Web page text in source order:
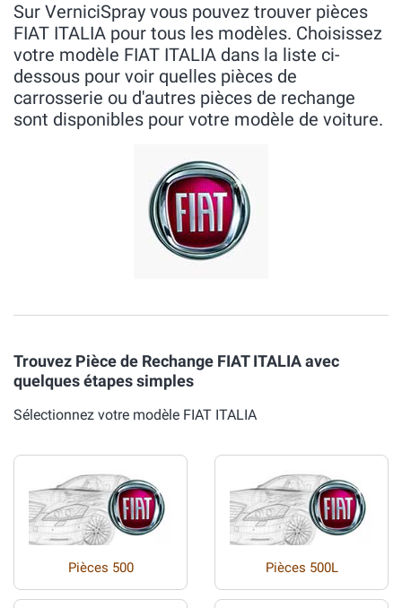
Sur VerniciSpray vous pouvez trouver pièces
FIAT ITALIA pour tous les modèles. Choisissez
votre modèle FIAT ITALIA dans la liste ci-
dessous pour voir quelles pièces de
carrosserie ou d'autres pièces de rechange
sont disponibles pour votre modèle de voiture.
Trouvez Pièce de Rechange FIAT ITALIA avec
quelques étapes simples
Sélectionnez votre modèle FIAT ITALIA
Pièces 500 Pièces 500L